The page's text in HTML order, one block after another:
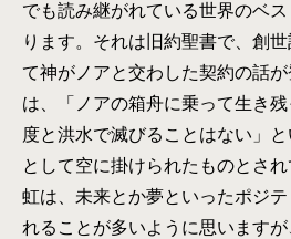
でも読み継がれている世界のベ
ります。それは旧約聖書で、創
て神がノアと交わした契約の話
は、「ノアの箱舟に乗って生き
度と洪水で滅びることはない」
として空に掛けられたものとされ
虹は、未来とか夢といったポジ
れることが多いように思います